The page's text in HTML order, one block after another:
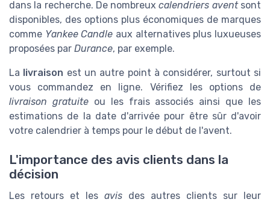
dans la recherche. De nombreuxcalendriers aventsont
disponibles, des options plus économiques de marques
comme Yankee Candle aux alternatives plus luxueuses
proposées par Durance, par exemple.
La livraison est un autre point à considérer, surtout si
vous commandez en ligne. Vérifiez les options de
livraison gratuiteou les frais associés ainsi que les
estimations de la date d'arrivée pour être sûr d'avoir
votre calendrier à temps pour le début de l'avent.
L'importance des avis clients dans la
décision
Les retours et les avis des autres clients sur leur